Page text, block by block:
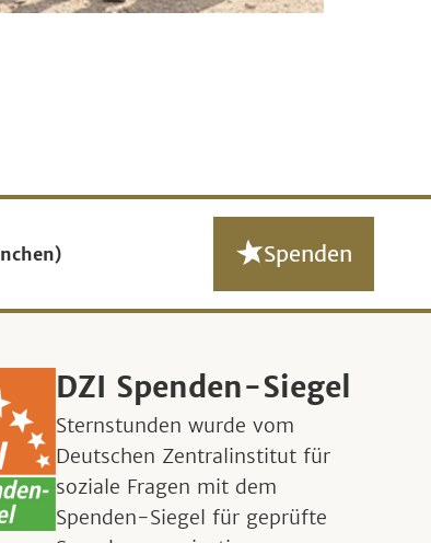
Spenden
DZI Spenden-Siegel
Sternstunden wurde vom
Deutschen Zentralinstitut für
soziale Fragen mit dem
Spenden-Siegel für geprüfte